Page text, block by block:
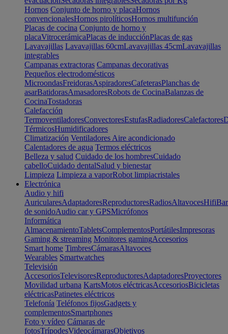
Hornos Conjunto de horno y placaHornos
convencionalesHornos pirolíticosHornos multifunción
Placas de cocina Conjunto de horno y
placaVitrocerámicaPlacas de inducciónPlacas de gas
Lavavajillas Lavavajillas 60cmLavavajillas 45cmLavavajillas
integrables
Campanas extractoras Campanas decorativas
Pequeños electrodomésticos
MicroondasFreidorasAspiradoresCafeterasPlanchas de
asarBatidorasAmasadoresRobots de CocinaBalanzas de
CocinaTostadoras
Calefacción
TermoventiladoresConvectoresEstufasRadiadoresCalefactores
TérmicosHumidificadores
Climatización Ventiladores Aire acondicionado
Calentadores de agua Termos eléctricos
Belleza y salud Cuidado de los hombresCuidado
cabelloCuidado dentalSalud y bienestar
Limpieza Limpieza a vaporRobot limpiacristales
Electrónica
Audio y hifi
AuricularesAdaptadoresReproductoresRadiosAltavocesHifi
de sonidoAudio car y GPSMicrófonos
Informática
AlmacenamientoTabletsComplementosPortátilesImpresoras
Gaming & streaming Monitores gamingAccesorios
Smart home TimbresCámarasAltavoces
Wearables Smartwatches
Televisión
AccesoriosTelevisoresReproductoresAdaptadoresProyectores
Movilidad urbana KartsMotos eléctricasAccesoriosBicicletas
eléctricasPatinetes eléctricos
Telefonía Teléfonos fijosGadgets y
complementosSmartphones
Foto y vídeo Cámaras de
fotosTrípodesVideocámarasObjetivos